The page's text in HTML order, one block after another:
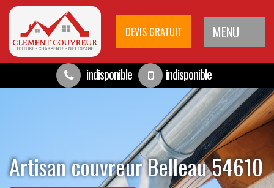
DEVIS GRATUIT MENU
indisponible indisponible
Artisan couvreur Belleau 54610